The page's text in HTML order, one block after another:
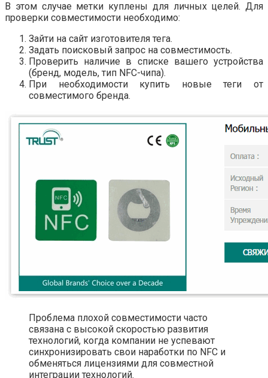
В этом случае метки куплены для личных целей. Для
проверки совместимости необходимо:
Зайти на сайт изготовителя тега.
Задать поисковый запрос на совместимость.
Проверить наличие в списке вашего устройства
(бренд, модель, тип NFC-чипа).
При необходимости купить новые теги от
совместимого бренда.
Проблема плохой совместимости часто
связана с высокой скоростью развития
технологий, когда компании не успевают
синхронизировать свои наработки по NFC и
обменяться лицензиями для совместной
интеграции технологий.